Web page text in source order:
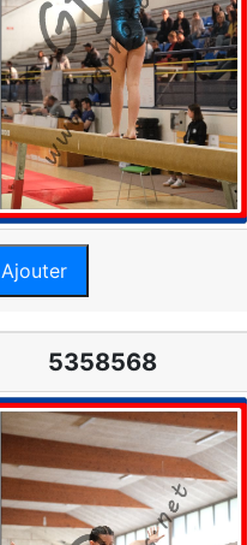
Ajouter
5358568